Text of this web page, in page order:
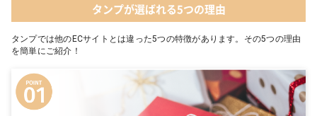
タンプが選ばれる5つの理由
タンプでは他のECサイトとは違った5つの特徴があります。その5つの理由
を簡単にご紹介！